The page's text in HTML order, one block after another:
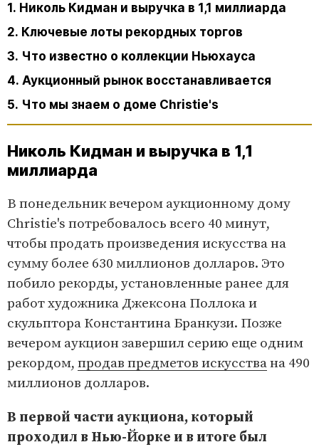
1. Николь Кидман и выручка в 1,1 миллиарда
2. Ключевые лоты рекордных торгов
3. Что известно о коллекции Ньюхауса
4. Аукционный рынок восстанавливается
5. Что мы знаем о доме Christie's
Николь Кидман и выручка в 1,1
миллиарда
В понедельник вечером аукционному дому
Christie's потребовалось всего 40 минут,
чтобы продать произведения искусства на
сумму более 630 миллионов долларов. Это
побило рекорды, установленные ранее для
работ художника Джексона Поллока и
скульптора Константина Бранкузи. Позже
вечером аукцион завершил серию еще одним
рекордом, продав предметов искусствана 490
миллионов долларов.
В первой части аукциона, который
проходил в Нью-Йорке и в итоге был